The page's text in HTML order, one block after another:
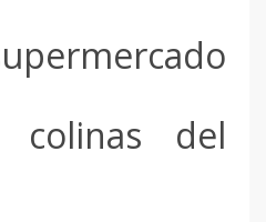
colinas del